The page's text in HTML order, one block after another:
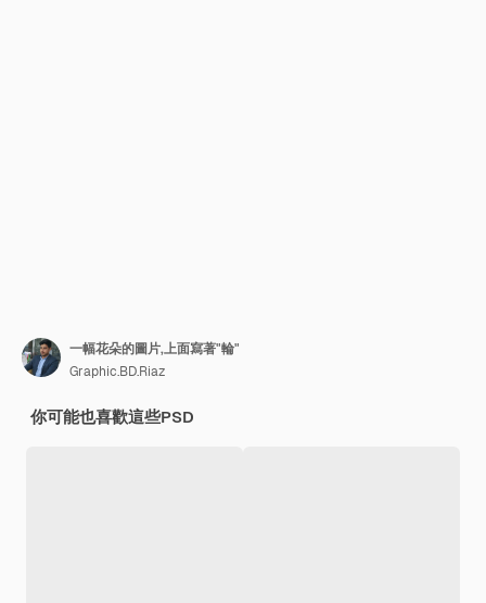
一幅花朵的圖片,上面寫著"輪"
Graphic.BD.Riaz
你可能也喜歡這些PSD